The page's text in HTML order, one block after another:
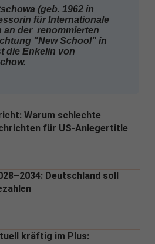
(geb. 1962 in
für Internationale
an der renommierten
"New School" in
die Enkelin von
Warum schlechte
für US-Anlegertitle
Deutschland soll
kräftig im Plus: